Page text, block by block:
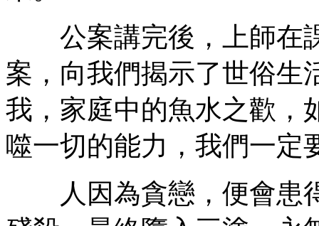
公案講完後，上師在
案，向我們揭示了世俗生
我，家庭中的魚水之歡，
噬一切的能力，我們一定
人因為貪戀，便會患